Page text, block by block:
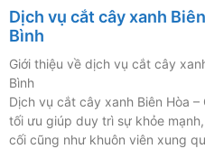
Dịch vụ cắt cây xanh
Bình
Giới thiệu về dịch vụ cắt cây
Bình
Dịch vụ cắt cây xanh Biên Hòa
tối ưu giúp duy trì sự khỏe
cối cũng như khuôn viên xung